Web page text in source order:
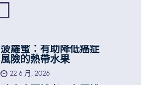
菠蘿蜜：有助降低癌症
風險的熱帶水果
22 6 月, 2026